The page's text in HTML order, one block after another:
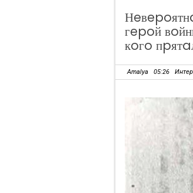
гepoй
кoгo
Amalya 05:26